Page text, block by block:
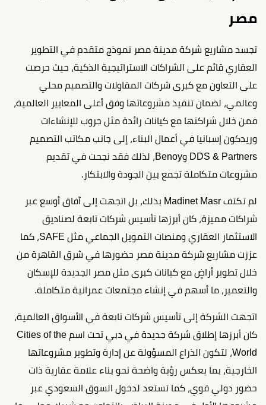
مصر
تجسد مشاريع شركة مدينة مصر نموذج متقدم في التطوير
العقاري قائم على الشراكات الاستراتيجية الذكية، حيث حرصت
على التعاون مع كبرى شركات المقاولات والتصميم محلي
وعالمي، لضمان تنفيذ مشروعاتها وفق أعلى المعايير العالمية،
فمن خلال شراكتها مع كيانات رائدة مثل جروب للإنشاءات
وريدكون إسبانيا في أعمال البناء، إلى جانب مكاتب التصميم
DDS & Partners وBenoy، لذلك فقد نجحت في تقديم
مشروعات متكاملة تجمع بين الجودة والابتكار.
لم تكتف Madinet Masr بذلك، بل اتجهت إلى آفاق أوسع عبر
شراكات مميزة، كان أبرزها تأسيس شركات تابعة لصناديق
الاستثمار العقاري ومنصات التمويل الجماعي مثل SAFE، كما
عززت مشاريع شركة مدينة مصر حضورها في شرق القاهرة من
خلال تطوير أراضٍ مع كيانات كبرى مثل مصر الجديدة للإسكان
والتعمير، ما أسهم في إنشاء مجتمعات عمرانية متكاملة.
اتجهت الشركة إلى تأسيس شركات تابعة في الأسواق العالمية،
كان أبرزها إطلاق شركة جديدة في دبي تحت اسم Cities of the
World، لتكون الذراع المسؤولة عن إدارة وتطوير مشروعاتها
الخارجية، بما يعكس رؤية واضحة نحو بناء علامة عقارية ذات
حضور دولي قوي، كما تستعد لدخول السوق السعودي عبر